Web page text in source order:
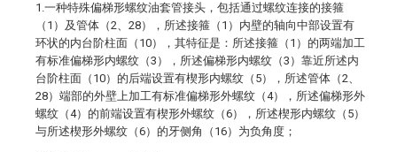
1.一种特殊偏梯形螺纹油套管接头，包括通过螺纹连接的接箍
（1）及管体（2、28），所述接箍（1）内壁的轴向中部设置有
环状的内台阶柱面（10），其特征是：所述接箍（1）的两端加工
有标准偏梯形内螺纹（3），所述偏梯形内螺纹（3）靠近所述内
台阶柱面（10）的后端设置有楔形内螺纹（5），所述管体（2、
28）端部的外壁上加工有标准偏梯形外螺纹（4），所述偏梯形外
螺纹（4）的前端设置有楔形外螺纹（6），所述楔形内螺纹（5）
与所述楔形外螺纹（6）的牙侧角（16）为负角度；